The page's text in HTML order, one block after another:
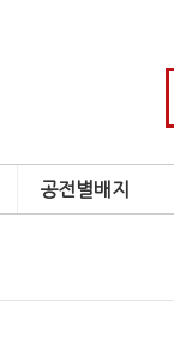
공전별배지